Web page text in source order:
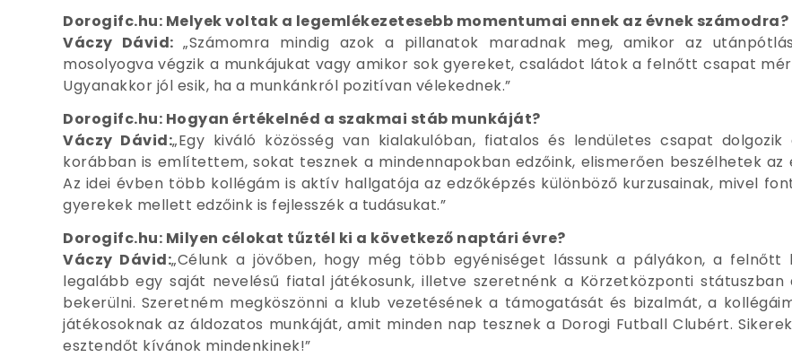
Dorogifc.hu: Melyek voltak a legemlékezetesebb momentumai ennek az évnek számodra?
Váczy Dávid:„Számomra mindig azok a pillanatok maradnak meg, amikor az
mosolyogva végzik a munkájukat vagy amikor sok gyereket, családot látok a felnőtt csapat
Ugyanakkor jól esik, ha a munkánkról pozitívan vélekednek.”
Dorogifc.hu: Hogyan értékelnéd a szakmai stáb munkáját?
Váczy Dávid:„Egy kiváló közösség van kialakulóban, fiatalos és lendületes csapat
korábban is említettem, sokat tesznek a mindennapokban edzőink, elismerően beszélhetek az
Az idei évben több kollégám is aktív hallgatója az edzőképzés különböző kurzusainak, mivel
gyerekek mellett edzőink is fejlesszék a tudásukat.”
Dorogifc.hu: Milyen célokat tűztél ki a következő naptári évre?
Váczy Dávid:„Célunk a jövőben, hogy még több egyéniséget lássunk a pályákon, a felnőtt
legalább egy saját nevelésű fiatal játékosunk, illetve szeretnénk a Körzetközponti
bekerülni. Szeretném megköszönni a klub vezetésének a támogatását és bizalmát, a
játékosoknak az áldozatos munkáját, amit minden nap tesznek a Dorogi Futball Clubért.
esztendőt kívánok mindenkinek!”